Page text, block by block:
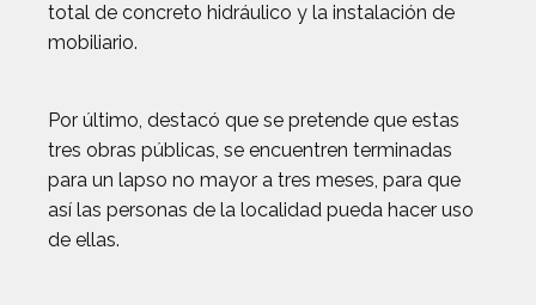
total de concreto hidráulico y la instalación de
mobiliario.
Por último, destacó que se pretende que estas
tres obras públicas, se encuentren terminadas
para un lapso no mayor a tres meses, para que
así las personas de la localidad pueda hacer uso
de ellas.